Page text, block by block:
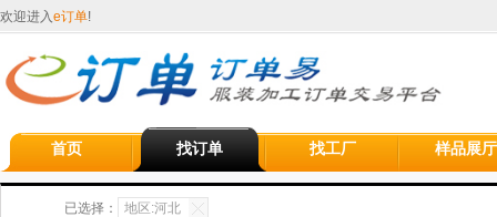
欢迎进入e订单!
首页 找订单 找工厂 样品展厅
已选择： 地区:河北